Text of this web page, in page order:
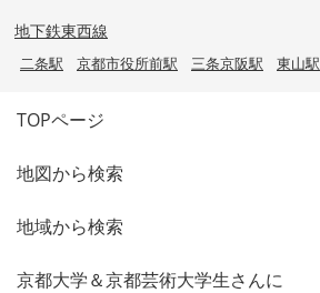
地下鉄東西線
二条駅 京都市役所前駅 三条京阪駅 東山駅
TOPページ
地図から検索
地域から検索
京都大学＆京都芸術大学生さんに